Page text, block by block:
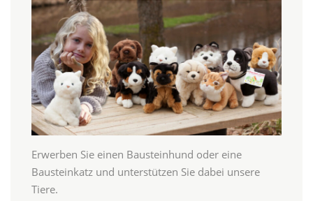
Erwerben Sie einen Bausteinhund oder eine
Bausteinkatz und unterstützen Sie dabei unsere
Tiere.